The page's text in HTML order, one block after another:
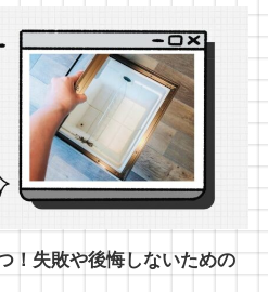
！失敗や後悔しないための